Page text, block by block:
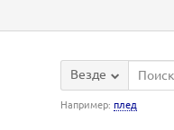
Везде
Например: плед